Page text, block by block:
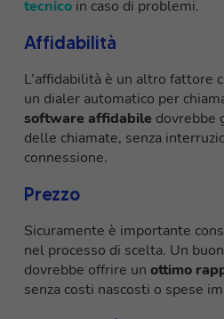
tecnico in caso di problemi.
Affidabilità
L’affidabilità è un altro fattore
un dialer automatico per
software affidabile dovrebbe
delle chiamate, senza
connessione.
Prezzo
Sicuramente è importante
nel processo di scelta. Un
dovrebbe offrire un ottimo
senza costi nascosti o spese